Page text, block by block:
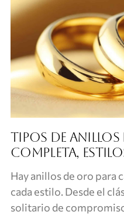
Tipos de
completa,
Hay anillos de oro para
cada estilo. Desde el
solitario de